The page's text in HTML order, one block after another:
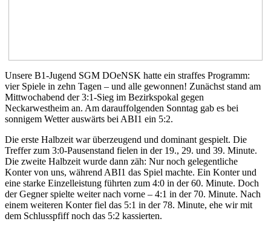
Unsere B1-Jugend SGM DOeNSK hatte ein straffes Programm:
vier Spiele in zehn Tagen – und alle gewonnen! Zunächst stand am
Mittwochabend der 3:1-Sieg im Bezirkspokal gegen
Neckarwestheim an. Am darauffolgenden Sonntag gab es bei
sonnigem Wetter auswärts bei ABI1 ein 5:2.
Die erste Halbzeit war überzeugend und dominant gespielt. Die
Treffer zum 3:0-Pausenstand fielen in der 19., 29. und 39. Minute.
Die zweite Halbzeit wurde dann zäh: Nur noch gelegentliche
Konter von uns, während ABI1 das Spiel machte. Ein Konter und
eine starke Einzelleistung führten zum 4:0 in der 60. Minute. Doch
der Gegner spielte weiter nach vorne – 4:1 in der 70. Minute. Nach
einem weiteren Konter fiel das 5:1 in der 78. Minute, ehe wir mit
dem Schlusspfiff noch das 5:2 kassierten.